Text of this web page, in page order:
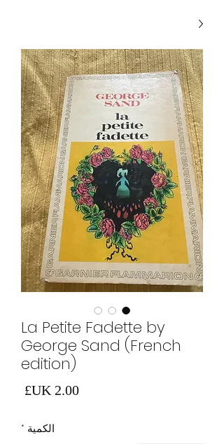
La Petite Fadette by
George Sand (French
edition)
الكمية *